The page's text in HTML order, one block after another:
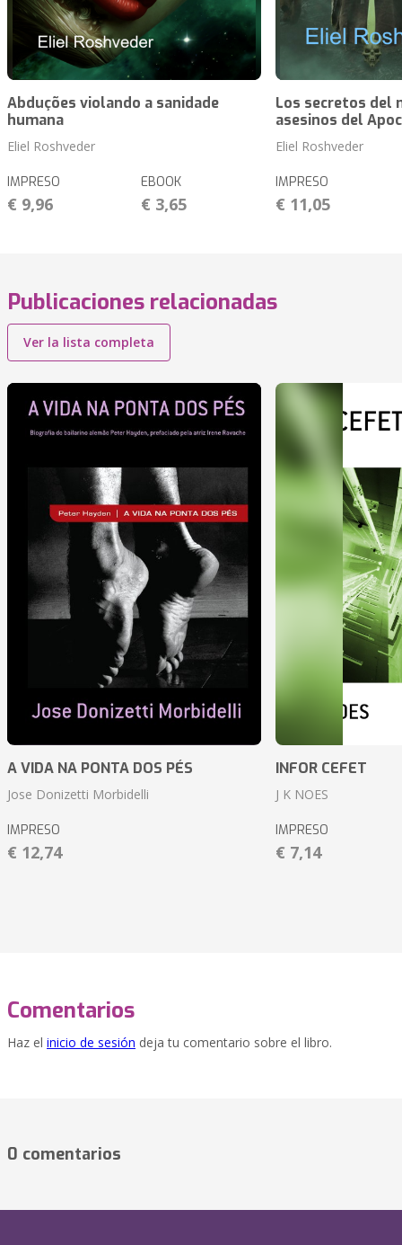
Abduções violando a sanidade
humana
Eliel Roshveder
IMPRESO
€ 9,96
EBOOK
€ 3,65
Los secretos del
asesinos del
Eliel Roshveder
IMPRESO
€ 11,05
Publicaciones relacionadas
Ver la lista completa
A VIDA NA PONTA DOS PÉS
Jose Donizetti Morbidelli
IMPRESO
€ 12,74
INFOR CEFET
J K NOES
IMPRESO
€ 7,14
Comentarios
Haz el inicio de sesión deja tu comentario sobre el libro.
0 comentarios